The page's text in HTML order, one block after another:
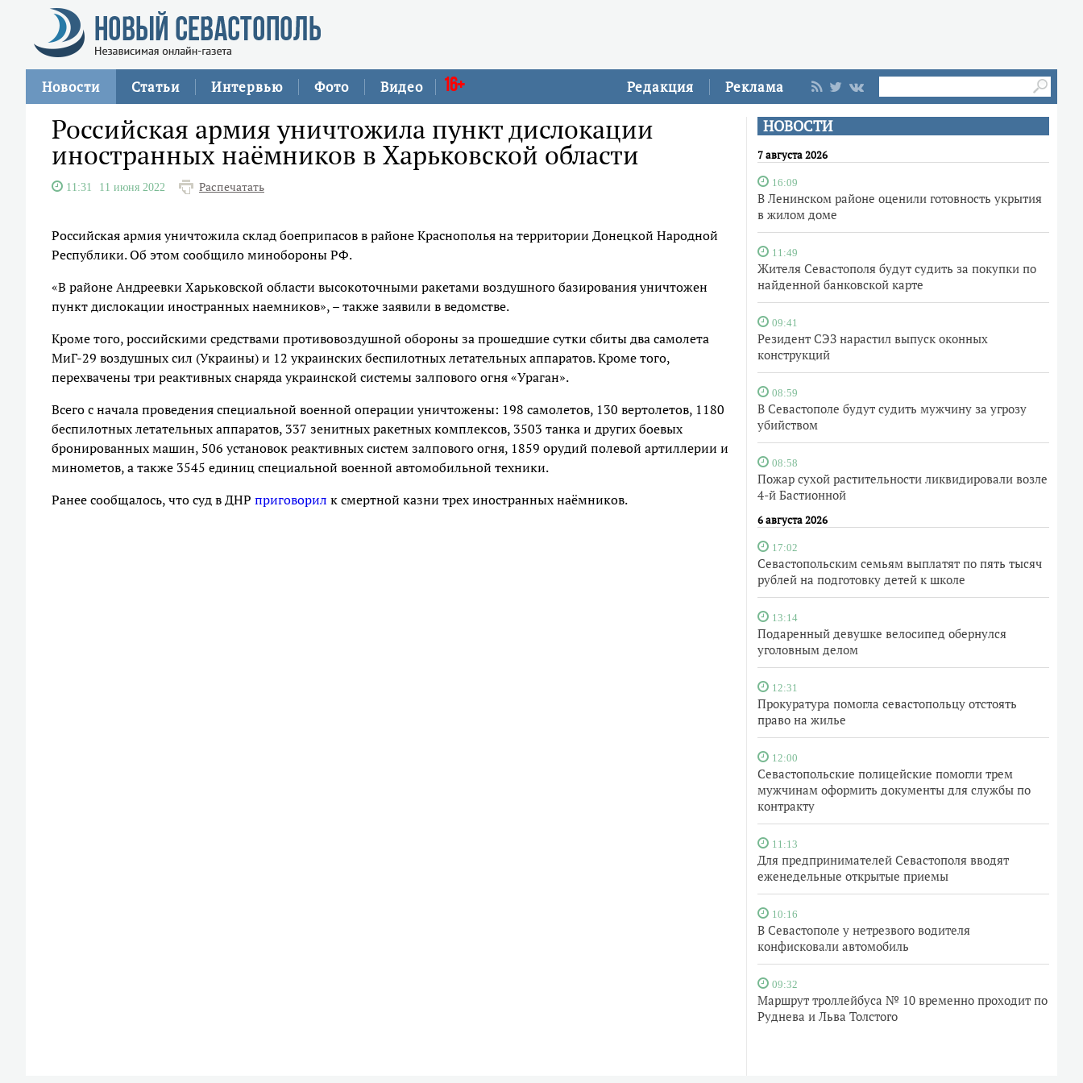
Редакция Реклама
Новости Статьи Интервью Фото Видео 16+
НОВОСТИ
7 августа 2026
16:09
В Ленинском районе оценили готовность укрытия
в жилом доме
11:49
Жителя Севастополя будут судить за покупки по
найденной банковской карте
09:41
Резидент СЭЗ нарастил выпуск оконных
конструкций
08:59
В Севастополе будут судить мужчину за угрозу
убийством
08:58
Пожар сухой растительности ликвидировали возле
4-й Бастионной
6 августа 2026
17:02
Севастопольским семьям выплатят по пять тысяч
рублей на подготовку детей к школе
13:14
Подаренный девушке велосипед обернулся
уголовным делом
12:31
Прокуратура помогла севастопольцу отстоять
право на жилье
12:00
Севастопольские полицейские помогли трем
мужчинам оформить документы для службы по
контракту
11:13
Для предпринимателей Севастополя вводят
еженедельные открытые приемы
10:16
В Севастополе у нетрезвого водителя
конфисковали автомобиль
09:32
Маршрут троллейбуса № 10 временно проходит по
Руднева и Льва Толстого
Российская армия уничтожила пункт дислокации
иностранных наёмников в Харьковской области
11:31 11 июня 2022 Распечатать
Российская армия уничтожила склад боеприпасов в районе Краснополья на территории Донецкой Народной
Республики. Об этом сообщило минобороны РФ.
«В районе Андреевки Харьковской области высокоточными ракетами воздушного базирования уничтожен
пункт дислокации иностранных наемников», – также заявили в ведомстве.
Кроме того, российскими средствами противовоздушной обороны за прошедшие сутки сбиты два самолета
МиГ-29 воздушных сил (Украины) и 12 украинских беспилотных летательных аппаратов. Кроме того,
перехвачены три реактивных снаряда украинской системы залпового огня «Ураган».
Всего с начала проведения специальной военной операции уничтожены: 198 самолетов, 130 вертолетов, 1180
беспилотных летательных аппаратов, 337 зенитных ракетных комплексов, 3503 танка и других боевых
бронированных машин, 506 установок реактивных систем залпового огня, 1859 орудий полевой артиллерии и
минометов, а также 3545 единиц специальной военной автомобильной техники.
Ранее сообщалось, что суд в ДНР приговорил к смертной казни трех иностранных наёмников.